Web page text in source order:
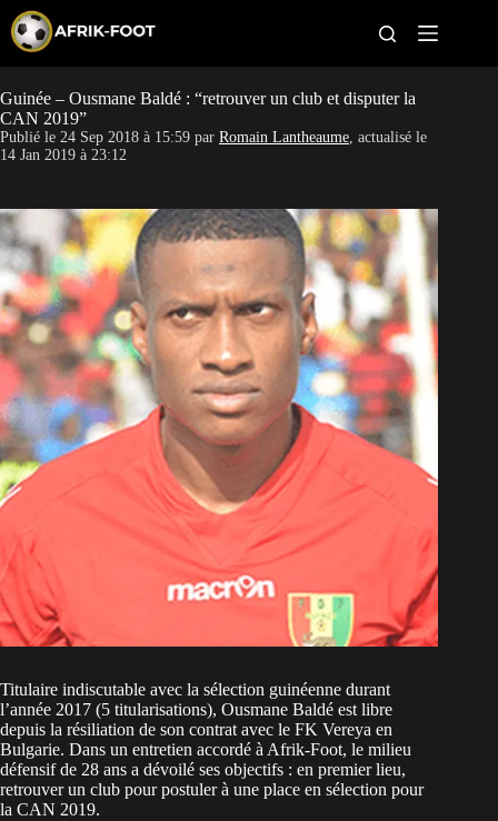
p
o
c
o
e
n
t
CAN féminine
Pays
Clubs
Classement
Paris sportifs
Guinée – Ousmane Baldé : “retrouver un club et disputer la
CAN 2019”
Publié le 24 Sep 2018 à 15:59 par Romain Lantheaume, actualisé le
14 Jan 2019 à 23:12
Titulaire indiscutable avec la sélection guinéenne durant
l’année 2017 (5 titularisations), Ousmane Baldé est libre
depuis la résiliation de son contrat avec le FK Vereya en
Bulgarie. Dans un entretien accordé à Afrik-Foot, le milieu
défensif de 28 ans a dévoilé ses objectifs : en premier lieu,
retrouver un club pour postuler à une place en sélection pour
la CAN 2019.